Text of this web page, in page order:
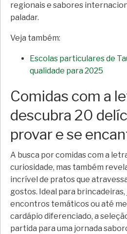
regionais e sabores
paladar.
Veja também:
Escolas particulares de
qualidade para 2025
Comidas com a
descubra 20
provar e se
A busca por comidas com a
curiosidade, mas também
incrível de pratos que
gostos. Ideal para brincadeiras,
encontros temáticos ou até
cardápio diferenciado, a
partida para uma jornada